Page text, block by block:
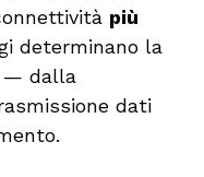
più
determinano la
— dalla
dati